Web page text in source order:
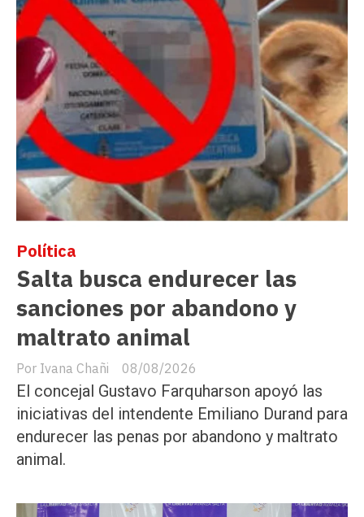
Salta busca endurecer las
sanciones por abandono y
maltrato animal
Ivana Chañi
Política
08/08/2026
El concejal Gustavo Farquharson apoyó las
iniciativas del intendente Emiliano Durand para
endurecer las penas por abandono y maltrato
animal.